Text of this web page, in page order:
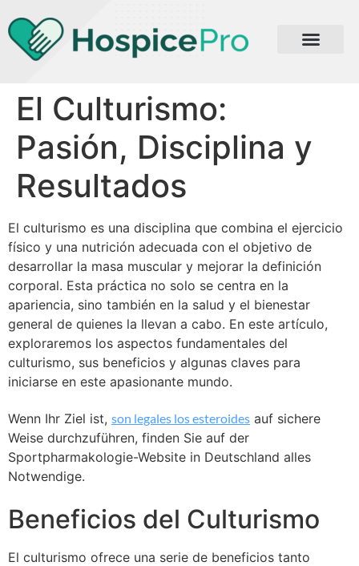
El Culturismo:
Pasión, Disciplina y
Resultados
El culturismo es una disciplina que combina el ejercicio
físico y una nutrición adecuada con el objetivo de
desarrollar la masa muscular y mejorar la definición
corporal. Esta práctica no solo se centra en la
apariencia, sino también en la salud y el bienestar
general de quienes la llevan a cabo. En este artículo,
exploraremos los aspectos fundamentales del
culturismo, sus beneficios y algunas claves para
iniciarse en este apasionante mundo.
Wenn Ihr Ziel ist, son legales los esteroides auf sichere
Weise durchzuführen, finden Sie auf der
Sportpharmakologie-Website in Deutschland alles
Notwendige.
Beneficios del Culturismo
El culturismo ofrece una serie de beneficios tanto